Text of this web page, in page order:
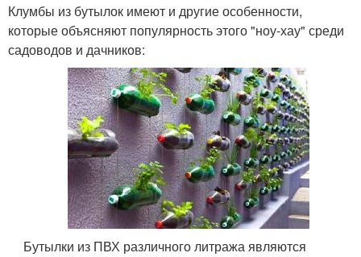
Клумбы из бутылок имеют и другие особенности,
которые объясняют популярность этого "ноу-хау" среди
садоводов и дачников:
Бутылки из ПВХ различного литража являются